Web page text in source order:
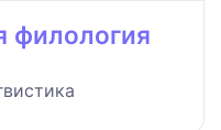
филология